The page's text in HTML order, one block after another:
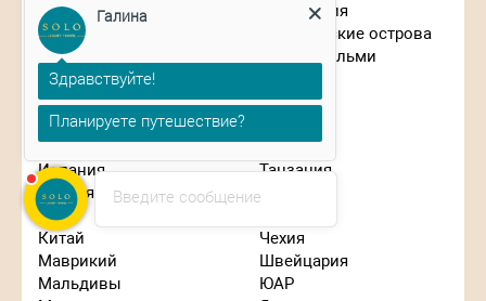
Вьетнам
Германия
Гонконг
Греция
Израиль
Индонезия
Иордания
Испания
Италия
Кипр
Китай
Маврикий
Мальдивы
Португалия
Сейшельские острова
Сен-Бартельми
Словения
Таиланд
Танзания
Турция
Чехия
Швейцария
ЮАР
Введите сообщение
Галина
Здравствуйте!
Планируете путешествие?